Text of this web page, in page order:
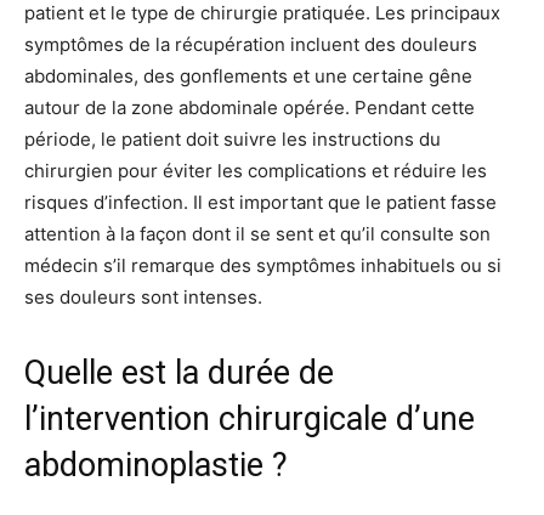
patient et le type de chirurgie pratiquée. Les principaux
symptômes de la récupération incluent des douleurs
abdominales, des gonflements et une certaine gêne
autour de la zone abdominale opérée. Pendant cette
période, le patient doit suivre les instructions du
chirurgien pour éviter les complications et réduire les
risques d’infection. Il est important que le patient fasse
attention à la façon dont il se sent et qu’il consulte son
médecin s’il remarque des symptômes inhabituels ou si
ses douleurs sont intenses.
Quelle est la durée de
l’intervention chirurgicale d’une
abdominoplastie ?